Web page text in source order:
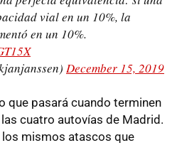
vial en un 10%, la
en un 10%.
December 15, 2019
que pasará cuando terminen
cuatro autovías de Madrid.
mismos atascos que